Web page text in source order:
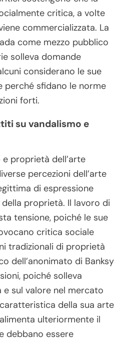
circondano il
suscita dibattiti a causa
dell’anonimato e della
sostengono che la
commercializzata. La
come mezzo pubblico
solleva domande
considerano le sue
sfidano le norme
forti.
su vandalismo e
proprietà dell’arte
percezioni dell’arte
di espressione
proprietà. Il lavoro di
tensione, poiché le sue
critica sociale